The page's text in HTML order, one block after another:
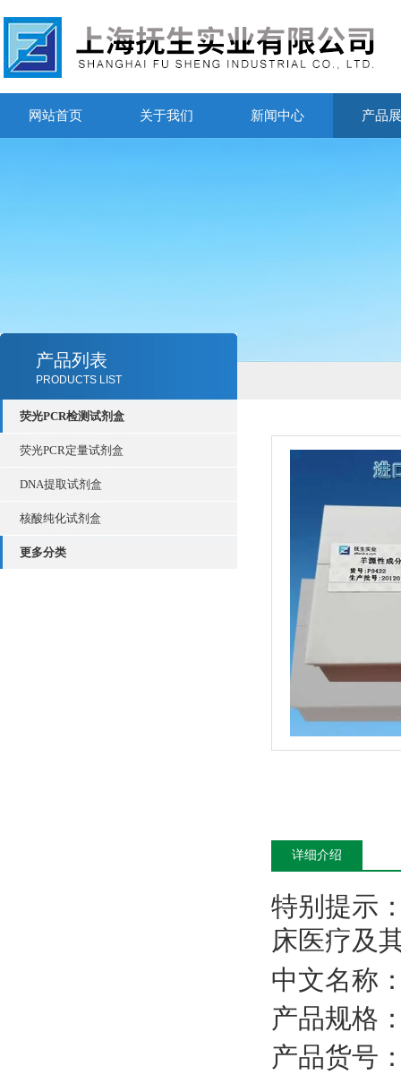
网站首页 关于我们 新闻中心 产品
产品列表
PRODUCTS LIST
荧光PCR检测试剂盒
荧光PCR定量试剂盒
DNA提取试剂盒
核酸纯化试剂盒
更多分类
详细介绍
特别提示
床医疗及
中文名称
产品规格
产品货号